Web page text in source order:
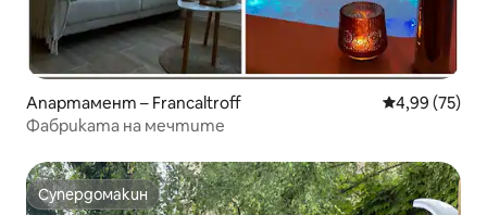
Апартамент – Francaltroff Средна
4,99 (75)
Фабриката на мечтите
Супердомакин
Супердомакин